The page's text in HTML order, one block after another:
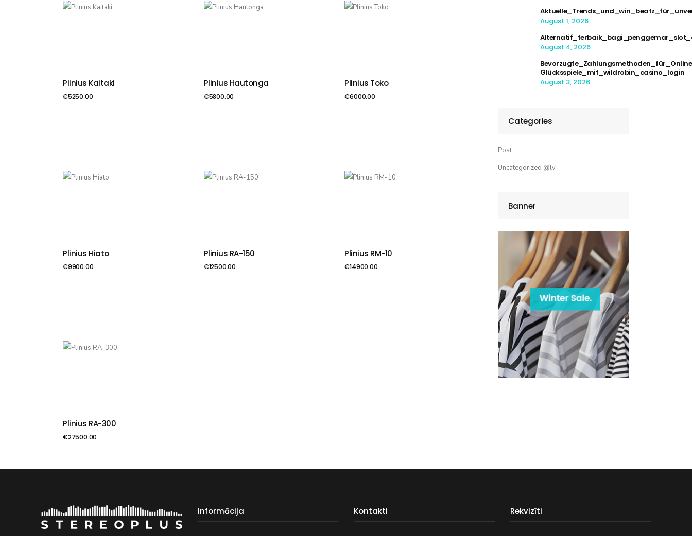
PIEVIENOT GROZAM
Plinius Kaitaki
€5250.00
PIEVIENOT GROZAM
Plinius Hautonga
€5800.00
PIEVIENOT GROZAM
Plinius Toko
€6000.00
PIEVIENOT GROZAM
Plinius Hiato
€9900.00
PIEVIENOT GROZAM
Plinius RA-150
€12500.00
PIEVIENOT GROZAM
Plinius RM-10
€14900.00
PIEVIENOT GROZAM
Plinius RA-300
€27500.00
August 1, 2026
August 4, 2026
Glücksspiele_mit_wildrobin_casino_login
August 3, 2026
Categories
Post
Uncategorized @lv
Banner
Informācija Kontakti Rekvizīti